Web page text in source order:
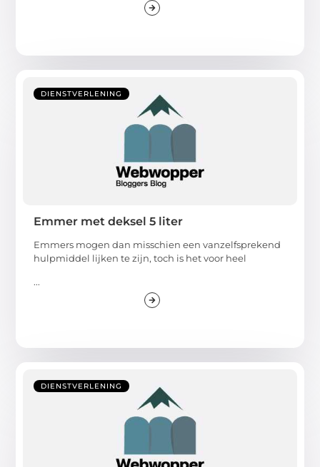
DIENSTVERLENING
Emmer met deksel 5 liter
Emmers mogen dan misschien een vanzelfsprekend
hulpmiddel lijken te zijn, toch is het voor heel
...
DIENSTVERLENING